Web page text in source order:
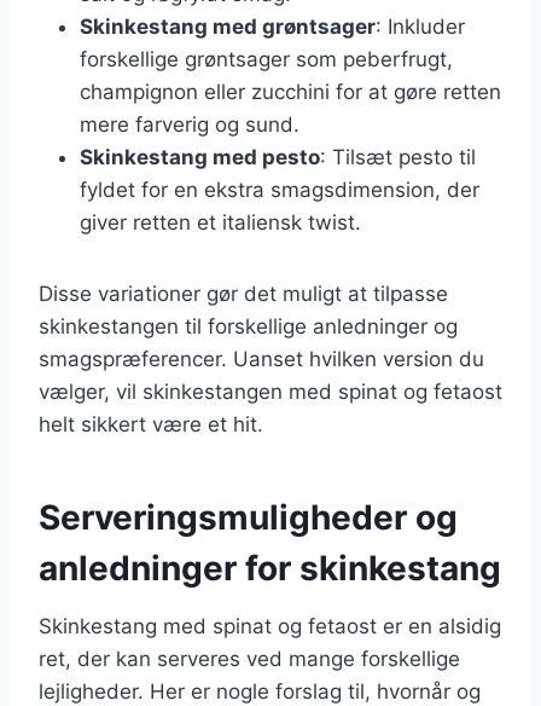
Skinkestang med grøntsager: Inkluder
forskellige grøntsager som peberfrugt,
champignon eller zucchini for at gøre retten
mere farverig og sund.
Skinkestang med pesto: Tilsæt pesto til
fyldet for en ekstra smagsdimension, der
giver retten et italiensk twist.
Disse variationer gør det muligt at tilpasse
skinkestangen til forskellige anledninger og
smagspræferencer. Uanset hvilken version du
vælger, vil skinkestangen med spinat og fetaost
helt sikkert være et hit.
Serveringsmuligheder og
anledninger for skinkestang
Skinkestang med spinat og fetaost er en alsidig
ret, der kan serveres ved mange forskellige
lejligheder. Her er nogle forslag til, hvornår og